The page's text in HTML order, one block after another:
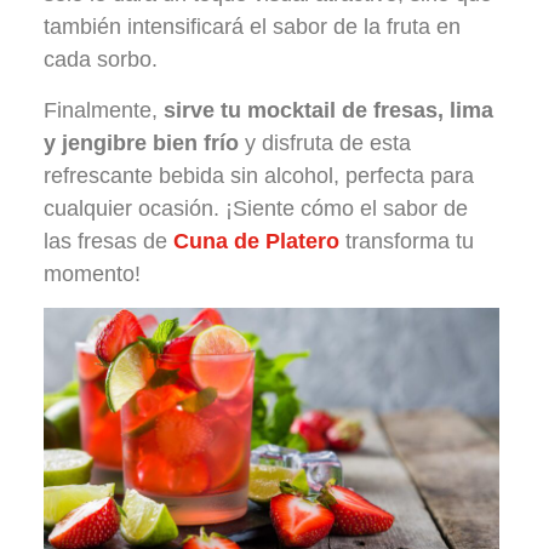
también intensificará el sabor de la fruta en
cada sorbo.
Finalmente, sirve tu mocktail de fresas, lima
y jengibre bien fríoy disfruta de esta
refrescante bebida sin alcohol, perfecta para
cualquier ocasión. ¡Siente cómo el sabor de
las fresas de Cuna de Platerotransforma tu
momento!